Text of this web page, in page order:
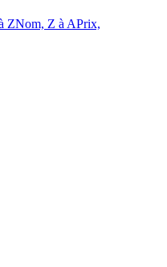
ZNom, Z à APrix,